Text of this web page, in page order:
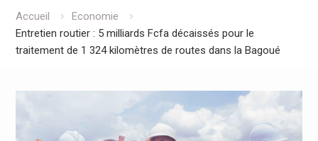
Accueil
Economie
Entretien routier : 5 milliards Fcfa décaissés pour le
traitement de 1 324 kilomètres de routes dans la Bagoué